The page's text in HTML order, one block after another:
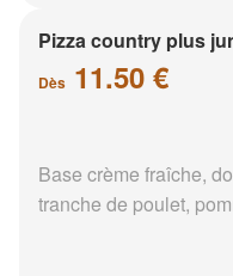
Pizza country plus
Dès 11.50 €
Base crème fraîche,
tranche de poulet,